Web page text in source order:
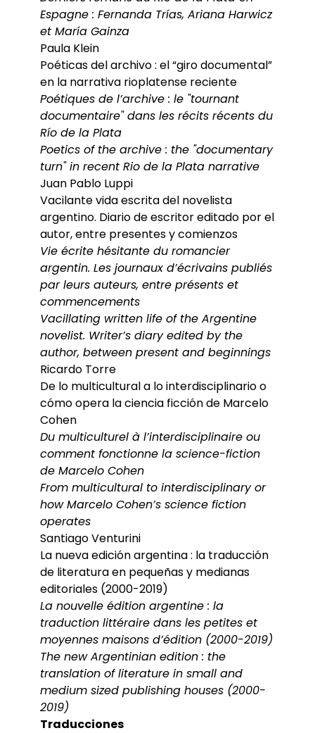
Espagne : Fernanda Trías, Ariana Harwicz
et María Gainza
Paula Klein
Poéticas del archivo : el “giro documental”
en la narrativa rioplatense reciente
Poétiques de l’archive : le "tournant
documentaire" dans les récits récents du
Río de la Plata
Poetics of the archive : the "documentary
turn" in recent Rio de la Plata narrative
Juan Pablo Luppi
Vacilante vida escrita del novelista
argentino. Diario de escritor editado por el
autor, entre presentes y comienzos
Vie écrite hésitante du romancier
argentin. Les journaux d’écrivains publiés
par leurs auteurs, entre présents et
commencements
Vacillating written life of the Argentine
novelist. Writer’s diary edited by the
author, between present and beginnings
Ricardo Torre
De lo multicultural a lo interdisciplinario o
cómo opera la ciencia ficción de Marcelo
Cohen
Du multiculturel à l’interdisciplinaire ou
comment fonctionne la science-fiction
de Marcelo Cohen
From multicultural to interdisciplinary or
how Marcelo Cohen’s science fiction
operates
Santiago Venturini
La nueva edición argentina : la traducción
de literatura en pequeñas y medianas
editoriales (2000-2019)
La nouvelle édition argentine : la
traduction littéraire dans les petites et
moyennes maisons d’édition (2000-2019)
The new Argentinian edition : the
translation of literature in small and
medium sized publishing houses (2000-
2019)
Traducciones